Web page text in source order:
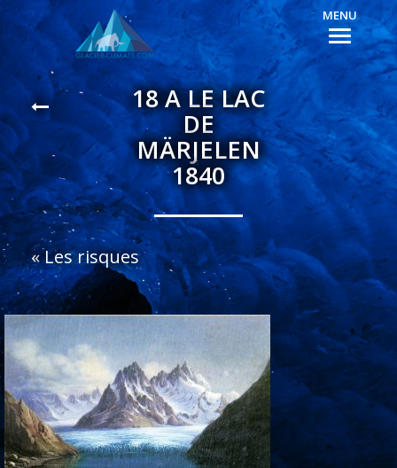
MENU
18 A LE LAC
DE
MÄRJELEN
1840
«Les risques